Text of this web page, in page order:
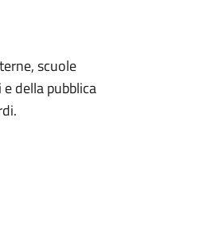
scuole
della pubblica